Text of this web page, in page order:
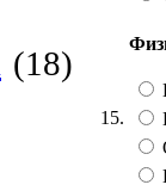
(18)
15.